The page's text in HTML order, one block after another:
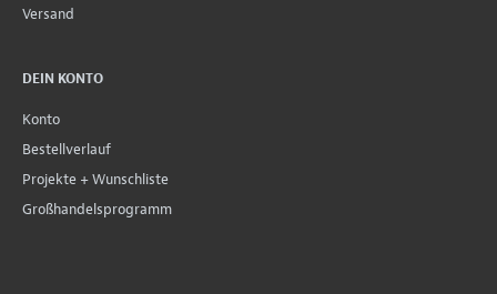
Versand
DEIN KONTO
Konto
Bestellverlauf
Projekte + Wunschliste
Großhandelsprogramm